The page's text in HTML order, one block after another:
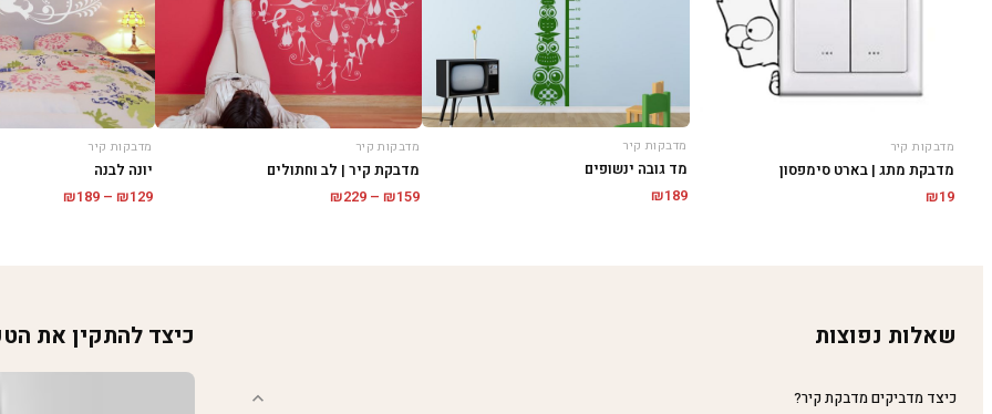
מדבקות קיר
מדבקת מתג | בארט סימפסון
₪19
מדבקות קיר
מד גובה ינשופים
₪189
מדבקות קיר
מדבקת קיר | לב וחתולים
₪159
–
₪229
טווח
מדבקות קיר
יונה לבנה
₪129
–
₪189
שאלות נפוצות
כיצד מדביקים מדבקת קיר?
כיצד להתקין את